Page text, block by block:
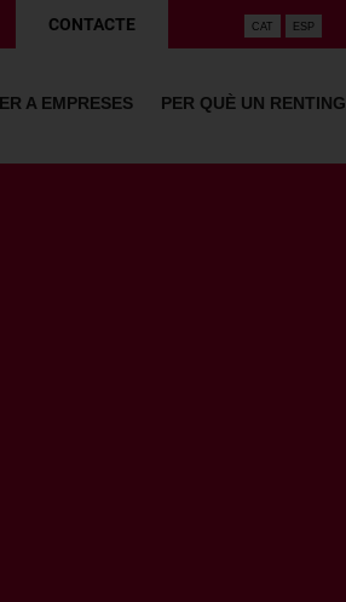
CONTACTE CAT ESP
A EMPRESES PER QUÈ UN RENTING